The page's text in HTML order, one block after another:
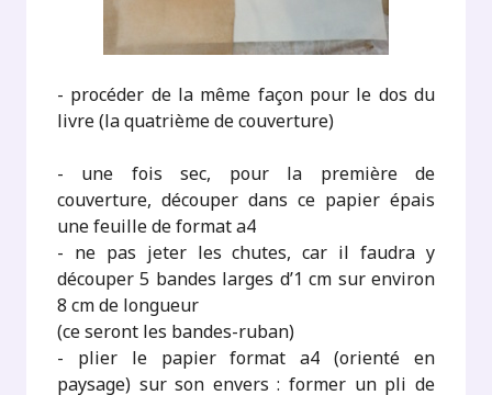
- procéder de la même façon pour le dos du
livre (la quatrième de couverture)
- une fois sec, pour la première de
couverture, découper dans ce papier épais
une feuille de format a4
- ne pas jeter les chutes, car il faudra y
découper 5 bandes larges d’1 cm sur environ
8 cm de longueur
(ce seront les bandes-ruban)
- plier le papier format a4 (orienté en
paysage) sur son envers : former un pli de